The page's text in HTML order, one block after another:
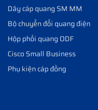
Dây cáp quang SM MM
Bộ chuyển đổi quang điện
Hộp phối quang ODF
Cisco Small Business
Phụ kiện cáp đồng